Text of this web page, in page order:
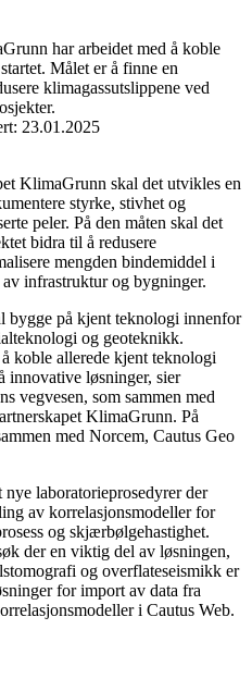
har arbeidet med å koble
Målet er å finne en
klimagassutslippene ved
: 23.01.2025
KlimaGrunn skal det utvikles en
styrke, stivhet og
peler. På den måten skal det
bidra til å redusere
mengden bindemiddel i
infrastruktur og bygninger.
bygge på kjent teknologi innenfor
og geoteknikk.
koble allerede kjent teknologi
innovative løsninger, sier
vegvesen, som sammen med
KlimaGrunn. På
med Norcem, Cautus Geo
laboratorieprosedyrer der
av korrelasjonsmodeller for
og skjærbølgehastighet.
der en viktig del av løsningen,
og overflateseismikk er
for import av data fra
i Cautus Web.